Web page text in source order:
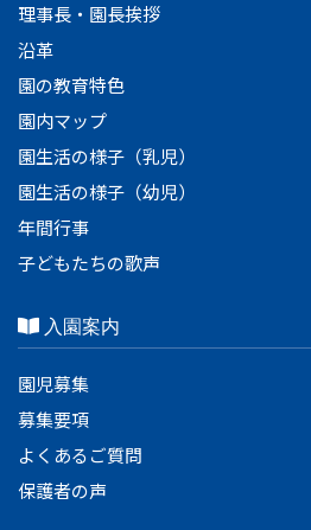
理事長・園長挨拶
沿革
園の教育特色
園内マップ
園生活の様子（乳児）
園生活の様子（幼児）
年間行事
子どもたちの歌声
入園案内
園児募集
募集要項
よくあるご質問
保護者の声